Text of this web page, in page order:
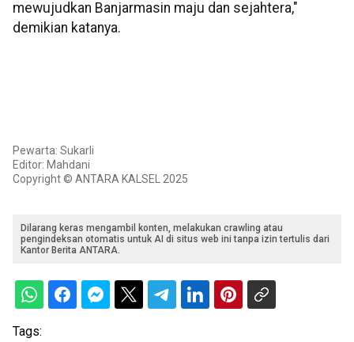
mewujudkan Banjarmasin maju dan sejahtera,"
demikian katanya.
Pewarta: Sukarli
Editor: Mahdani
Copyright © ANTARA KALSEL 2025
Dilarang keras mengambil konten, melakukan crawling atau
pengindeksan otomatis untuk AI di situs web ini tanpa izin tertulis dari
Kantor Berita ANTARA.
Tags: